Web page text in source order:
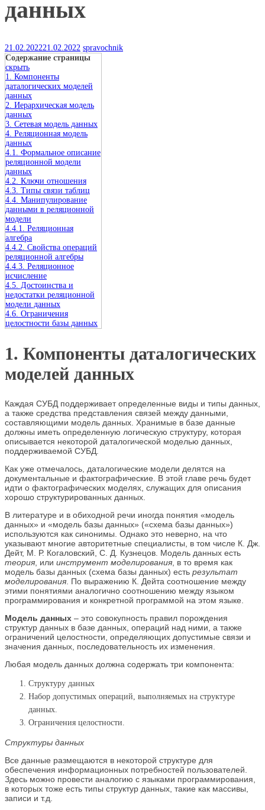
данных
21.02.202221.02.2022 spravochnik
Содержание страницы
скрыть
1. Компоненты
даталогических моделей
данных
2. Иерархическая модель
данных
3. Сетевая модель данных
4. Реляционная модель
данных
4.1. Формальное описание
реляционной модели
данных
4.2. Ключи отношения
4.3. Типы связи таблиц
4.4. Манипулирование
данными в реляционной
модели
4.4.1. Реляционная
алгебра
4.4.2. Свойства операций
реляционной алгебры
4.4.3. Реляционное
исчисление
4.5. Достоинства и
недостатки реляционной
модели данных
4.6. Ограничения
целостности базы данных
1. Компоненты даталогических
моделей данных
Каждая СУБД поддерживает определенные виды и типы данных,
а также средства представления связей между данными,
составляющими модель данных. Хранимые в базе данные
должны иметь определенную логическую структуру, которая
описывается некоторой даталогической моделью данных,
поддерживаемой СУБД.
Как уже отмечалось, даталогические модели делятся на
документальные и фактографические. В этой главе речь будет
идти о фактографических моделях, служащих для описания
хорошо структурированных данных.
В литературе и в обиходной речи иногда понятия «модель
данных» и «модель базы данных» («схема базы данных»)
используются как синонимы. Однако это неверно, на что
указывают многие авторитетные специалисты, в том числе К. Дж.
Дейт, М. Р. Когаловский, С. Д. Кузнецов. Модель данных есть
теория , или инструмент моделирования , в то время как
модель базы данных (схема базы данных) есть результат
моделирования . По выражению К. Дейта соотношение между
этими понятиями аналогично соотношению между языком
программирования и конкретной программой на этом языке.
Модель данных – это совокупность правил порождения
структур данных в базе данных, операций над ними, а также
ограничений целостности, определяющих допустимые связи и
значения данных, последовательность их изменения.
Любая модель данных должна содержать три компонента:
Структуру данных
Набор допустимых операций, выполняемых на структуре
данных.
Ограничения целостности.
Структуры данных
Все данные размещаются в некоторой структуре для
обеспечения информационных потребностей пользователей.
Здесь можно провести аналогию с языками программирования,
в которых тоже есть типы структур данных, такие как массивы,
записи и т.д.